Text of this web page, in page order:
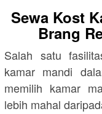
Sewa Kost
Brang
Salah satu
kamar mandi
memilih kamar
lebih mahal